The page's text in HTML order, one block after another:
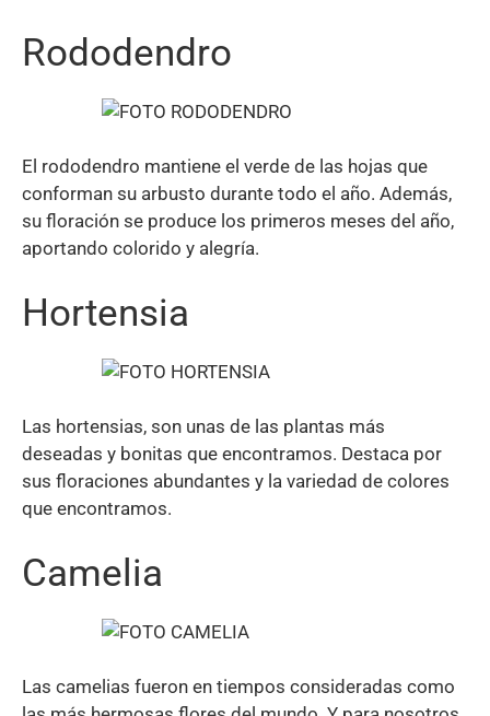
Rododendro
El rododendro mantiene el verde de las hojas que
conforman su arbusto durante todo el año. Además,
su floración se produce los primeros meses del año,
aportando colorido y alegría.
Hortensia
Las hortensias, son unas de las plantas más
deseadas y bonitas que encontramos. Destaca por
sus floraciones abundantes y la variedad de colores
que encontramos.
Camelia
Las camelias fueron en tiempos consideradas como